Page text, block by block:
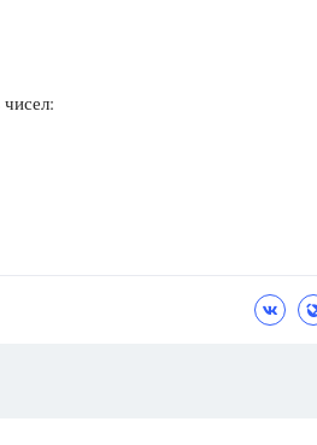
Разумовская М.М.,